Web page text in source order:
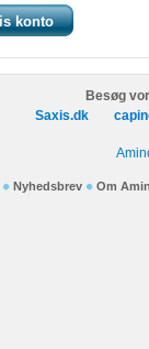
Besøg
Saxis.dk
Nyhedsbrev Om